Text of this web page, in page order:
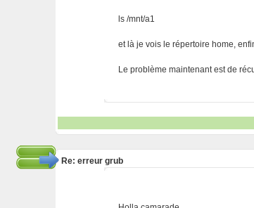
ls /mnt/a1
et là je vois le répertoire home,
Le problème maintenant est de
Re: erreur grub